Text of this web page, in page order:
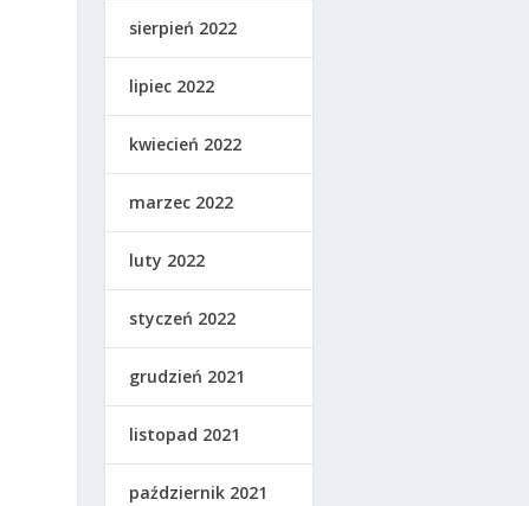
sierpień 2022
lipiec 2022
kwiecień 2022
marzec 2022
luty 2022
styczeń 2022
grudzień 2021
listopad 2021
październik 2021